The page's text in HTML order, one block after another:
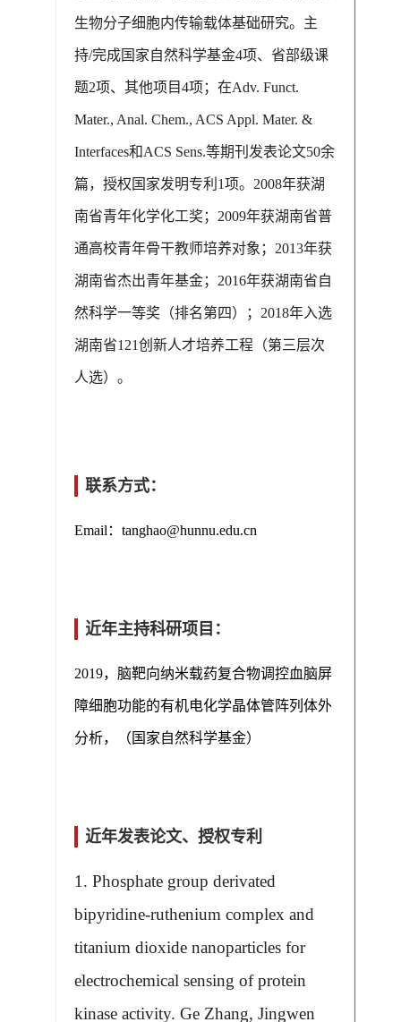
生物分子细胞内传输载体基础研究。主
持/完成国家自然科学基金4项、省部级课
题2项、其他项目4项；在Adv. Funct.
Mater., Anal. Chem., ACS Appl. Mater. &
Interfaces和ACS Sens.等期刊发表论文50余
篇，授权国家发明专利1项。2008年获湖
南省青年化学化工奖；2009年获湖南省普
通高校青年骨干教师培养对象；2013年获
湖南省杰出青年基金；2016年获湖南省自
然科学一等奖（排名第四）；2018年入选
湖南省121创新人才培养工程（第三层次
人选）。
联系方式：
Email：tanghao@hunnu.edu.cn
近年主持科研项目：
2019，脑靶向纳米载药复合物调控血脑屏
障细胞功能的有机电化学晶体管阵列体外
分析，（国家自然科学基金）
近年发表论文、授权专利
1. Phosphate group derivated
bipyridine-ruthenium complex and
titanium dioxide nanoparticles for
electrochemical sensing of protein
kinase activity. Ge Zhang, Jingwen